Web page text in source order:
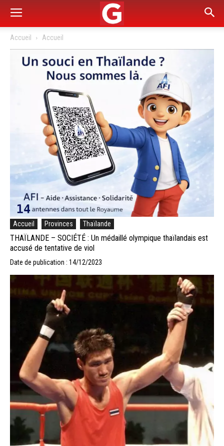
Accueil Accueil
Accueil Provinces Thaïlande
THAÏLANDE – SOCIÉTÉ : Un médaillé olympique thaïlandais est
accusé de tentative de viol
Date de publication : 14/12/2023